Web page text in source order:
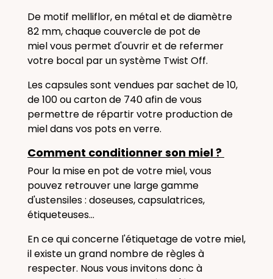
De motif melliflor, en métal et de diamètre
82 mm, chaque couvercle de pot de
miel vous permet d'ouvrir et de refermer
votre bocal par un système Twist Off.
Les capsules sont vendues par sachet de 10,
de 100 ou carton de 740 afin de vous
permettre de répartir votre production de
miel dans vos pots en verre.
Comment conditionner son miel ?
Pour la mise en pot de votre miel, vous
pouvez retrouver une large gamme
d'ustensiles : doseuses, capsulatrices,
étiqueteuses...
En ce qui concerne l'étiquetage de votre miel,
il existe un grand nombre de règles à
respecter. Nous vous invitons donc à